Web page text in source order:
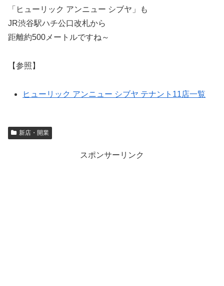
「ヒューリック アンニュー シブヤ」も
JR渋谷駅ハチ公口改札から
距離約500メートルですね～
【参照】
ヒューリック アンニュー シブヤ テナント11店一覧
新店・開業
スポンサーリンク